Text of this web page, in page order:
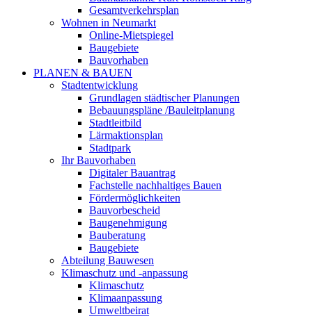
Gesamtverkehrsplan
Wohnen in Neumarkt
Online-Mietspiegel
Baugebiete
Bauvorhaben
PLANEN & BAUEN
Stadtentwicklung
Grundlagen städtischer Planungen
Bebauungspläne /Bauleitplanung
Stadtleitbild
Lärmaktionsplan
Stadtpark
Ihr Bauvorhaben
Digitaler Bauantrag
Fachstelle nachhaltiges Bauen
Fördermöglichkeiten
Bauvorbescheid
Baugenehmigung
Bauberatung
Baugebiete
Abteilung Bauwesen
Klimaschutz und -anpassung
Klimaschutz
Klimaanpassung
Umweltbeirat